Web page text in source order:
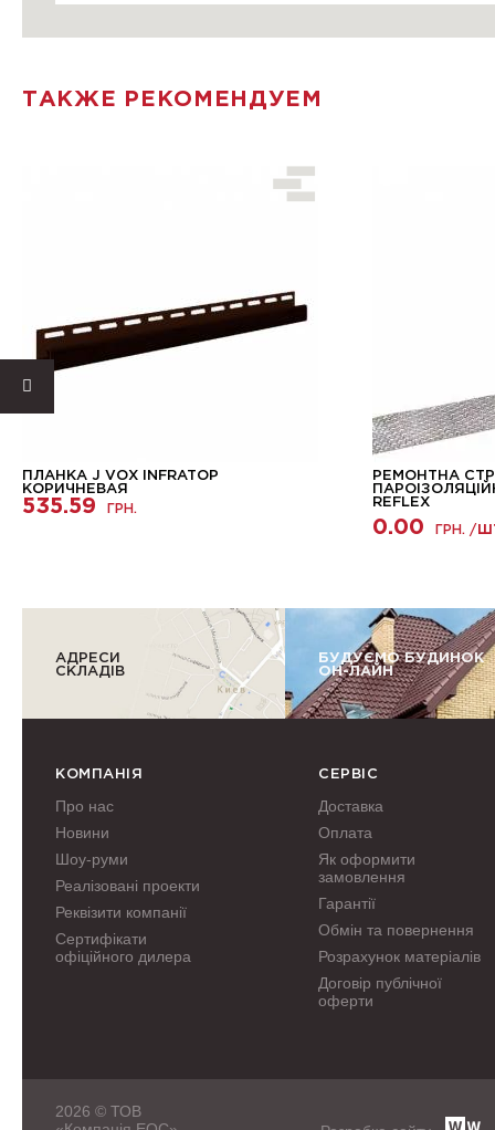
ТАКЖЕ РЕКОМЕНДУЕМ
ПЛАНКА J VОХ INFRATOP
КОРИЧНЕВАЯ
535.59 ГРН.
РЕМОНТНА
REFLEX
0.00 ГРН. /
АДРЕСИ
СКЛАДІВ
БУДУЄМО БУДИНОК
ОН-ЛАЙН
КОМПАНІЯ
Про нас
Новини
Шоу-руми
Реалізовані проекти
Реквізити компанії
Сертифікати
офіційного дилера
СЕРВІС
Доставка
Оплата
Як оформити
замовлення
Гарантії
Обмін та повернення
Розрахунок матеріалів
Договір публічної
оферти
2026 © ТОВ